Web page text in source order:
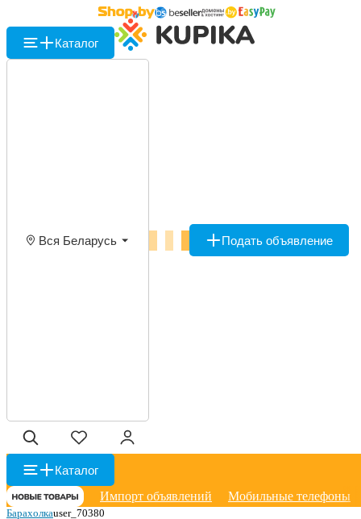
Каталог
Вся Беларусь Подать объявление
Каталог
Импорт объявлений
Мобильные телефоны
Барахолкаuser_70380